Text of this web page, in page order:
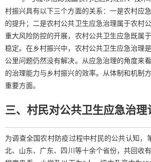
村振兴具有以下三个方面的关系：一是农村应
的提升；二是农村公共卫生应急治理属于农村
重大风险防控的开展，农村公共卫生应急既属
稳定。在乡村振兴中，农村公共卫生应急治理
公里问题仍然没有解决。从应急治理的角度来
的治理能力与乡村振兴的效率。从体制和机制
重要方面。
三、村民对公共卫生应急治
为调查全国农村防疫过程中村民的公共认知
北、山东、广东、四川等十余个省份，共回收